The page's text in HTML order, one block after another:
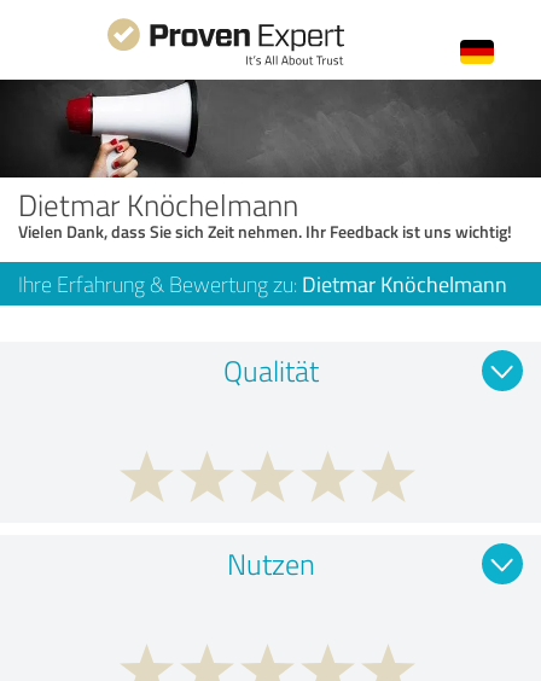
Dietmar Knöchelmann
Vielen Dank, dass Sie sich Zeit nehmen. Ihr Feedback ist uns wichtig!
Ihre Erfahrung & Bewertung zu: Dietmar Knöchelmann
Qualität
Nutzen